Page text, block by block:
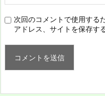
次回のコメントで使用する
アドレス、サイトを保存する